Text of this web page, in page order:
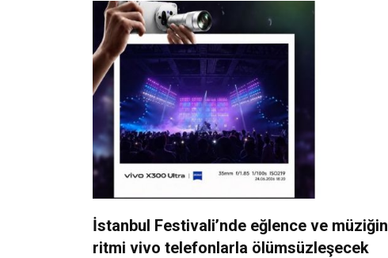
İstanbul Festivali’nde eğlence ve müziğin
ritmi vivo telefonlarla ölümsüzleşecek